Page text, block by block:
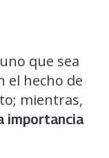
que sea
el hecho de
mientras,
importancia